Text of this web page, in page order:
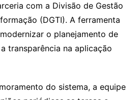
com a Divisão de Gestão
(DGTI). A ferramenta
o planejamento de
transparência na aplicação
do sistema, a equipe